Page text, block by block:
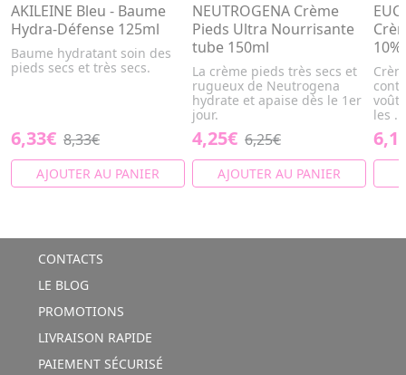
AKILEINE Bleu - Baume
Hydra-Défense 125ml
Baume hydratant soin des
pieds secs et très secs.
6,33€ 8,33€
AJOUTER AU PANIER
NEUTROGENA Crème
Pieds Ultra Nourrisante
tube 150ml
La crème pieds très secs et
rugueux de Neutrogena
hydrate et apaise dès le 1er
jour.
4,25€ 6,25€
AJOUTER AU PANIER
les ...
CONTACTS
LE BLOG
PROMOTIONS
LIVRAISON RAPIDE
PAIEMENT SÉCURISÉ